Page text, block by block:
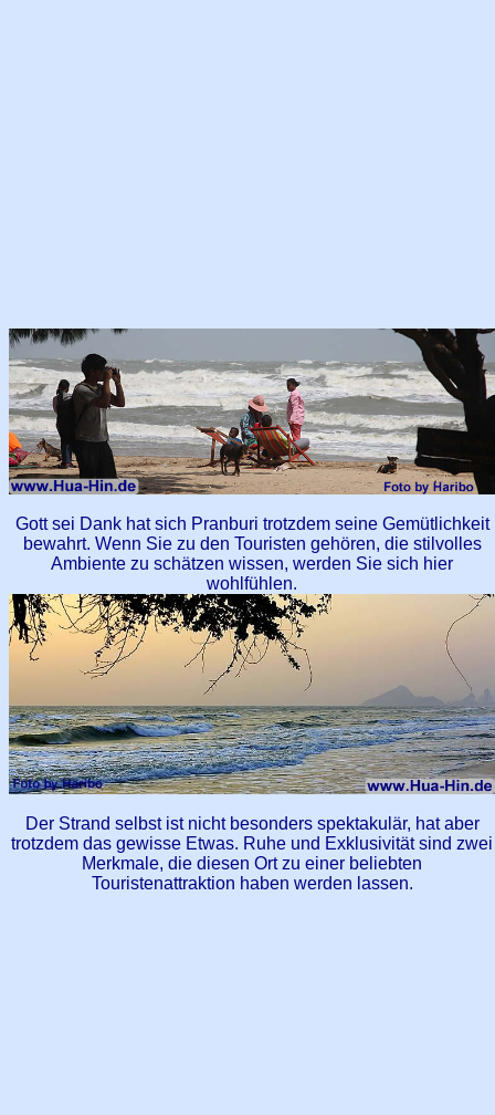
Gott sei Dank hat sich Pranburi trotzdem seine Gemütlichkeit
bewahrt. Wenn Sie zu den Touristen gehören, die stilvolles
Ambiente zu schätzen wissen, werden Sie sich hier
wohlfühlen.
Der Strand selbst ist nicht besonders spektakulär, hat aber
trotzdem das gewisse Etwas. Ruhe und Exklusivität sind zwei
Merkmale, die diesen Ort zu einer beliebten
Touristenattraktion haben werden lassen.